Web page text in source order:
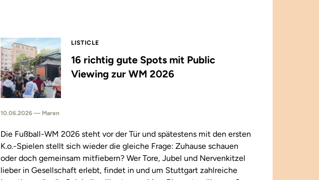
LISTICLE
16 richtig gute Spots mit Public
Viewing zur WM 2026
10.06.2026 — Maren
Die Fußball-WM 2026 steht vor der Tür und spätestens mit den ersten
K.o.-Spielen stellt sich wieder die gleiche Frage: Zuhause schauen
oder doch gemeinsam mitfiebern? Wer Tore, Jubel und Nervenkitzel
lieber in Gesellschaft erlebt, findet in und um Stuttgart zahlreiche